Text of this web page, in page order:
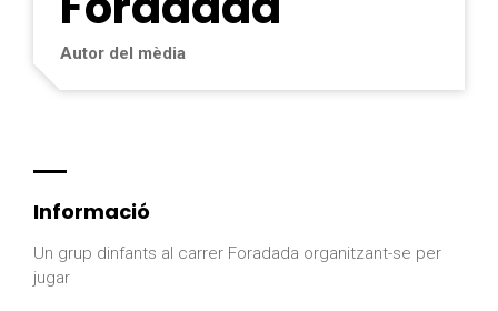
Autor del mèdia
Informació
Un grup dinfants al carrer Foradada organitzant-se per
jugar